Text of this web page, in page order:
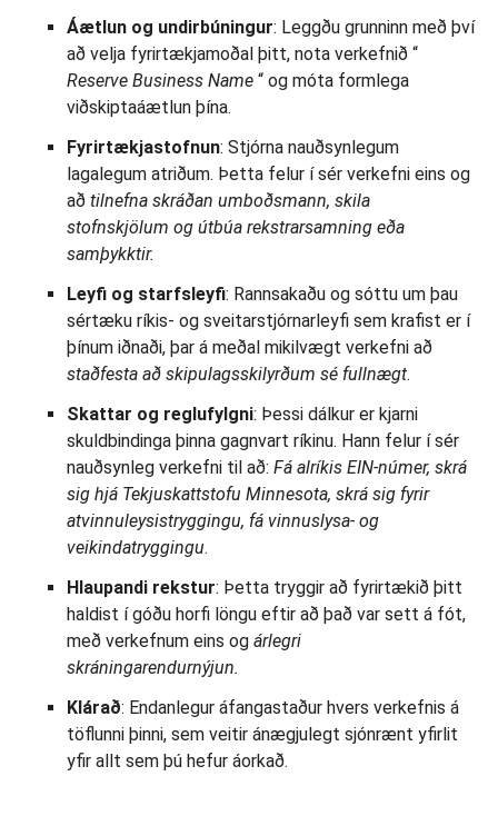
Áætlun og undirbúningur: Leggðu grunninn með því
að velja fyrirtækjamoðal þitt, nota verkefnið “
Reserve Business Name “ og móta formlega
viðskiptaáætlun þína.
Fyrirtækjastofnun: Stjórna nauðsynlegum
lagalegum atriðum. Þetta felur í sér verkefni eins og
að tilnefna skráðan umboðsmann, skila
stofnskjölum og útbúa rekstrarsamning eða
samþykktir.
Leyfi og starfsleyfi: Rannsakaðu og sóttu um þau
sértæku ríkis- og sveitarstjórnarleyfi sem krafist er í
þínum iðnaði, þar á meðal mikilvægt verkefni að
staðfesta að skipulagsskilyrðum sé fullnægt.
Skattar og reglufylgni: Þessi dálkur er kjarni
skuldbindinga þinna gagnvart ríkinu. Hann felur í sér
nauðsynleg verkefni til að: Fá alríkis EIN-númer, skrá
sig hjá Tekjuskattstofu Minnesota, skrá sig fyrir
atvinnuleysistryggingu, fá vinnuslysa- og
veikindatryggingu.
Hlaupandi rekstur: Þetta tryggir að fyrirtækið þitt
haldist í góðu horfi löngu eftir að það var sett á fót,
með verkefnum eins og árlegri
skráningarendurnýjun.
Klárað: Endanlegur áfangastaður hvers verkefnis á
töflunni þinni, sem veitir ánægjulegt sjónrænt yfirlit
yfir allt sem þú hefur áorkað.